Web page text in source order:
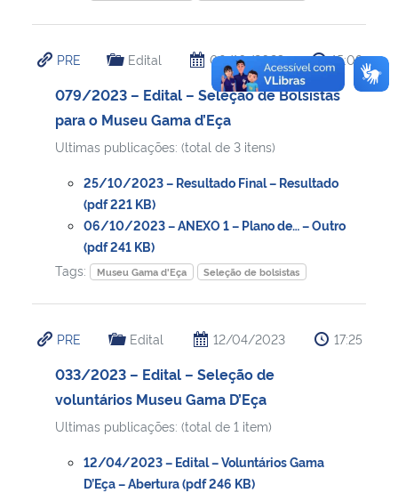
PRE Edital 06/10/2023 15:08
079/2023 – Edital – Seleção de Bolsistas
para o Museu Gama d’Eça
Ultimas publicações: (total de 3 itens)
25/10/2023 – Resultado Final – Resultado
(pdf 221 KB)
06/10/2023 – ANEXO 1 – Plano de… – Outro
(pdf 241 KB)
Tags:
Museu Gama d'Eça Seleção de bolsistas
PRE Edital 12/04/2023 17:25
033/2023 – Edital – Seleção de
voluntários Museu Gama D’Eça
Ultimas publicações: (total de 1 item)
12/04/2023 – Edital – Voluntários Gama
D’Eça – Abertura (pdf 246 KB)